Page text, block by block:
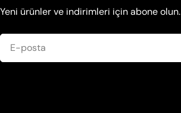
Yeni ürünler ve indirimleri için abone olun.
posta